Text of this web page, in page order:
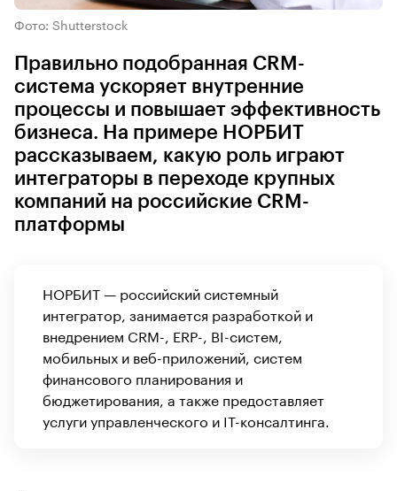
Фото: Shutterstock
Правильно подобранная CRM-
система ускоряет внутренние
процессы и повышает эффективность
бизнеса. На примере НОРБИТ
рассказываем, какую роль играют
интеграторы в переходе крупных
компаний на российские CRM-
платформы
НОРБИТ — российский системный
интегратор, занимается разработкой и
внедрением CRM-, ERP-, BI-систем,
мобильных и веб-приложений, систем
финансового планирования и
бюджетирования, а также предоставляет
услуги управленческого и IT-консалтинга.